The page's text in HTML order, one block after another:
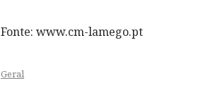
Fonte: www.cm-lamego.pt
Geral